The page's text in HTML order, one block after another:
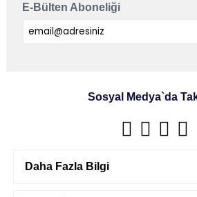
E-Bülten Aboneliği
Sosyal Medya`da
Daha Fazla Bilgi